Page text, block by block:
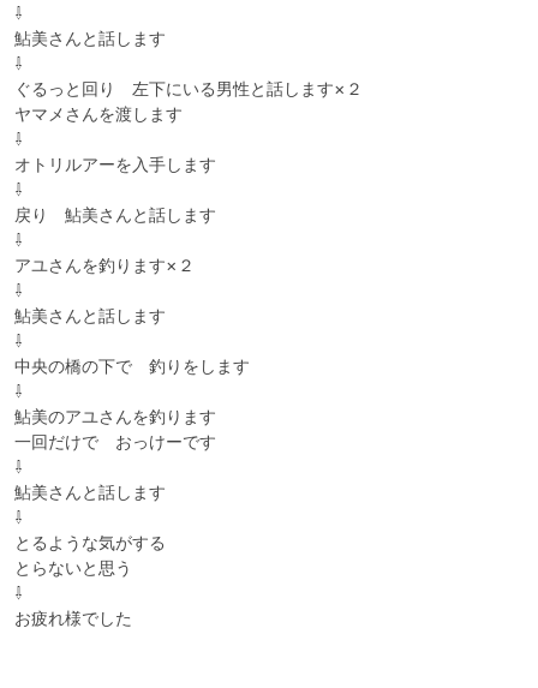
⇩
鮎美さんと話します
⇩
ぐるっと回り　左下にいる男性と話します×２
ヤマメさんを渡します
⇩
オトリルアーを入手します
⇩
戻り　鮎美さんと話します
⇩
アユさんを釣ります×２
⇩
鮎美さんと話します
⇩
中央の橋の下で　釣りをします
⇩
鮎美のアユさんを釣ります
一回だけで　おっけーです
⇩
鮎美さんと話します
⇩
とるような気がする
とらないと思う
⇩
お疲れ様でした